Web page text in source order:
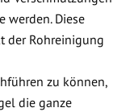
werden. Diese
der Rohreinigung
zu können,
die ganze